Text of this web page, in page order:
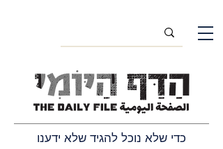
כדי שלא נוכל להגיד שלא ידענו